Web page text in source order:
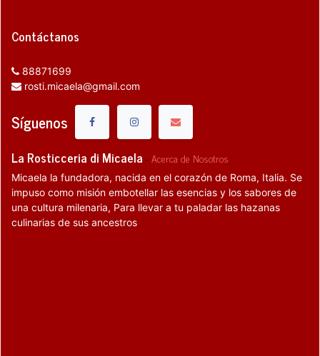
Contáctanos
88871699
rosti.micaela@gmail.com
Síguenos
La Rosticceria di Micaela -Acerca de Nosotros
Micaela la fundadora, nacida en el corazón de Roma, Italia. Se
impuso como misión embotellar las esencias y los sabores de
una cultura milenaria, Para llevar a tu paladar las hazanas
culinarias de sus ancestros